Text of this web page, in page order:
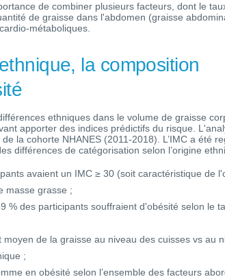
de combiner plusieurs facteurs, dont le
de graisse dans l'abdomen (graisse
métaboliques.
la composition
ethniques dans le volume de graisse
apporter des indices prédictifs du risque.
la cohorte NHANES (2011-2018). L’IMC a été
différences de catégorisation selon l’origine
avaient un IMC ≥ 30 (soit caractéristique de
masse grasse ;
% des participants souffraient d'obésité selon le
de la graisse au niveau des cuisses vs au
;
en obésité selon l’ensemble des facteurs